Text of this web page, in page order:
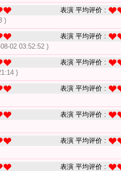
表演 平均评价 :
)
表演 平均评价 :
02 03:52:52 )
表演 平均评价 :
)
表演 平均评价 :
表演 平均评价 :
表演 平均评价 :
表演 平均评价 :